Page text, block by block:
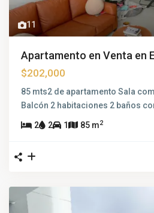
11
Apartamento en Venta en
$202,000
85 mts2 de apartamento Sala
Balcón 2 habitaciones 2 baños
2 2 1 85 m2